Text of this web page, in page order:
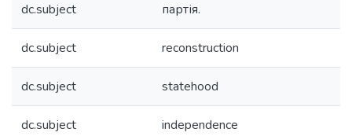
dc.subject партія.
dc.subject reconstruction
dc.subject statehood
dc.subject independence